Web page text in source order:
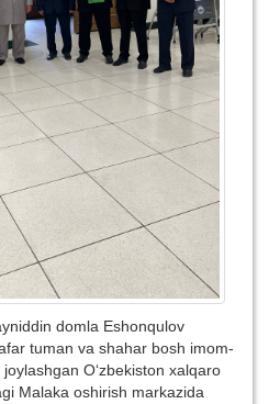
domla Eshonqulov
tuman va shahar bosh imom-
O‘zbekiston xalqaro
Malaka oshirish markazida